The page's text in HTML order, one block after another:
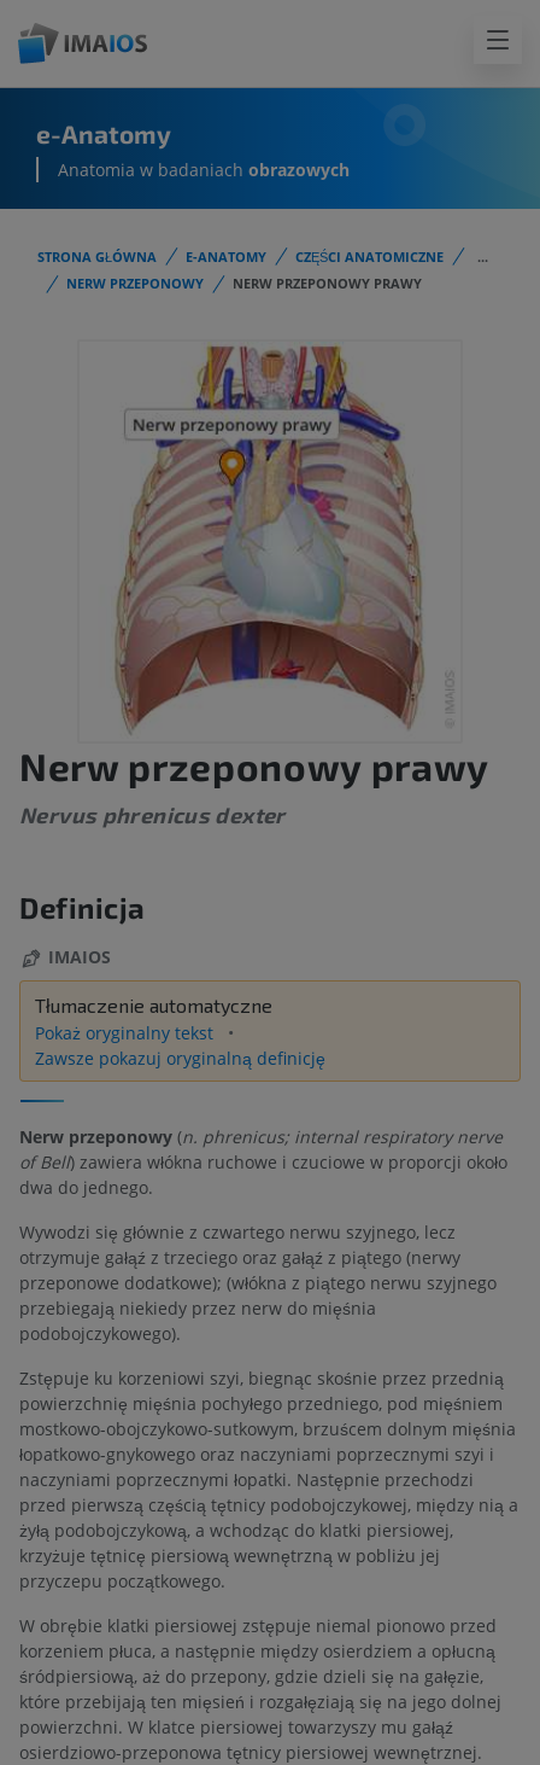
e-Anatomy
Anatomia w badaniach obrazowych
STRONA GŁÓWNA E-ANATOMY CZĘŚCI ANATOMICZNE
...
NERW PRZEPONOWY
NERW PRZEPONOWY PRAWY
Nerw przeponowy prawy
Nervus phrenicus dexter
Definicja
IMAIOS
Tłumaczenie automatyczne
Pokaż oryginalny tekst
Zawsze pokazuj oryginalną definicję
Nerw przeponowy (n. phrenicus; internal respiratory nerve
of Bell) zawiera włókna ruchowe i czuciowe w proporcji około
dwa do jednego.
Wywodzi się głównie z czwartego nerwu szyjnego, lecz
otrzymuje gałąź z trzeciego oraz gałąź z piątego (nerwy
przeponowe dodatkowe); (włókna z piątego nerwu szyjnego
przebiegają niekiedy przez nerw do mięśnia
podobojczykowego).
Zstępuje ku korzeniowi szyi, biegnąc skośnie przez przednią
powierzchnię mięśnia pochyłego przedniego, pod mięśniem
mostkowo-obojczykowo-sutkowym, brzuścem dolnym mięśnia
łopatkowo-gnykowego oraz naczyniami poprzecznymi szyi i
naczyniami poprzecznymi łopatki. Następnie przechodzi
przed pierwszą częścią tętnicy podobojczykowej, między nią a
żyłą podobojczykową, a wchodząc do klatki piersiowej,
krzyżuje tętnicę piersiową wewnętrzną w pobliżu jej
przyczepu początkowego.
W obrębie klatki piersiowej zstępuje niemal pionowo przed
korzeniem płuca, a następnie między osierdziem a opłucną
śródpiersiową, aż do przepony, gdzie dzieli się na gałęzie,
które przebijają ten mięsień i rozgałęziają się na jego dolnej
powierzchni. W klatce piersiowej towarzyszy mu gałąź
osierdziowo-przeponowa tętnicy piersiowej wewnętrznej.